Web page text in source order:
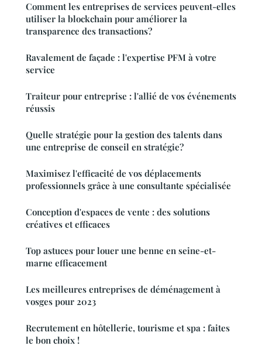
Comment les entreprises de services peuvent-elles
utiliser la blockchain pour améliorer la
transparence des transactions?
Ravalement de façade : l'expertise PFM à votre
service
Traiteur pour entreprise : l'allié de vos événements
réussis
Quelle stratégie pour la gestion des talents dans
une entreprise de conseil en stratégie?
Maximisez l'efficacité de vos déplacements
professionnels grâce à une consultante spécialisée
Conception d'espaces de vente : des solutions
créatives et efficaces
Top astuces pour louer une benne en seine-et-
marne efficacement
Les meilleures entreprises de déménagement à
vosges pour 2023
Recrutement en hôtellerie, tourisme et spa : faites
le bon choix !